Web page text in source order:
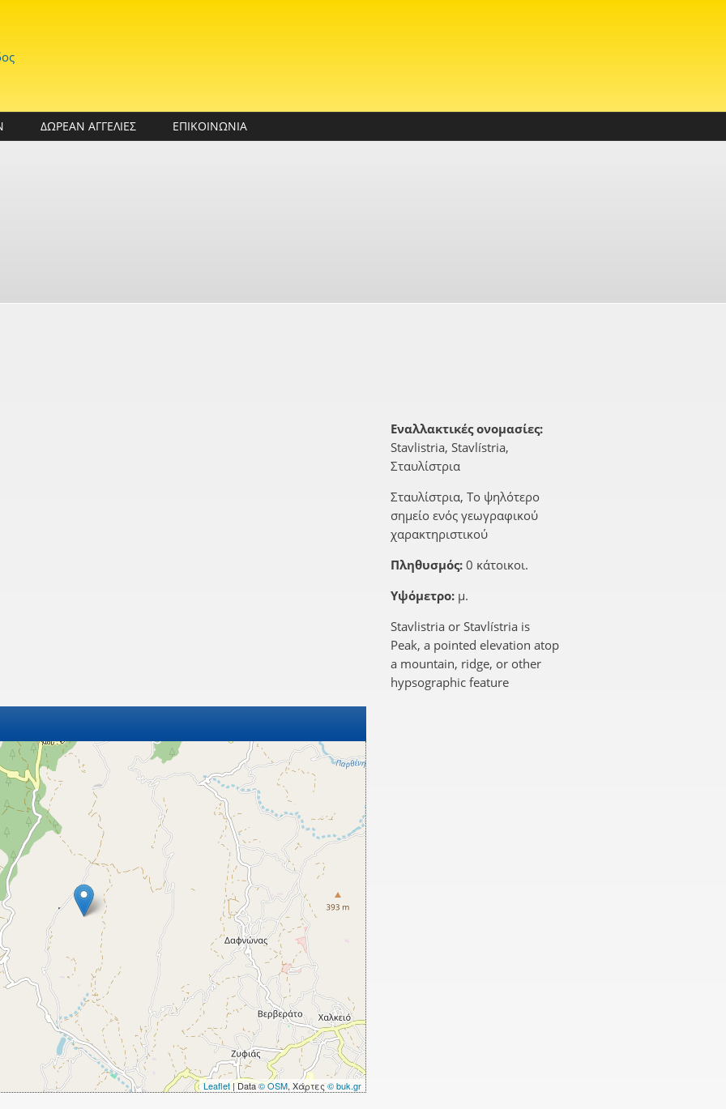
ΔΩΡΕΑΝ ΑΓΓΕΛΙΕΣ ΕΠΙΚΟΙΝΩΝΙΑ
Leaflet| Data© OSM, Χάρτες© buk.gr
Εναλλακτικές ονομασίες:
Stavlistria, Stavlístria,
Σταυλίστρια
Σταυλίστρια, Το ψηλότερο
σημείο ενός γεωγραφικού
χαρακτηριστικού
Πληθυσμός: 0 κάτοικοι.
Υψόμετρο: μ.
Stavlistria or Stavlístria is
Peak, a pointed elevation atop
a mountain, ridge, or other
hypsographic feature